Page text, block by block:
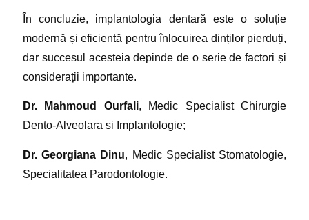
În concluzie, implantologia dentară este o soluție
modernă și eficientă pentru înlocuirea dinților pierduți,
dar succesul acesteia depinde de o serie de factori și
considerații importante.
Dr. Mahmoud Ourfali, Medic Specialist Chirurgie
Dento-Alveolara si Implantologie;
Dr. Georgiana Dinu, Medic Specialist Stomatologie,
Specialitatea Parodontologie.